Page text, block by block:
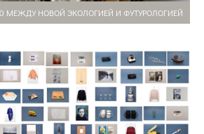
МЕЖДУ НОВОЙ ЭКОЛОГИЕЙ И ФУТУРОЛОГИЕЙ